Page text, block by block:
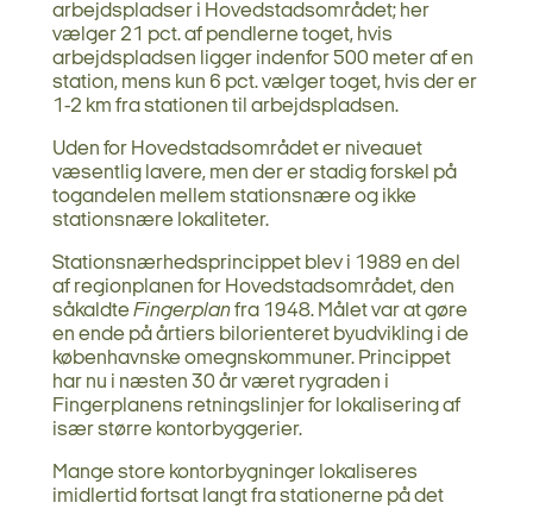
arbejdspladser i Hovedstadsområdet; her
vælger 21 pct. af pendlerne toget, hvis
arbejdspladsen ligger indenfor 500 meter af en
station, mens kun 6 pct. vælger toget, hvis der er
1-2 km fra stationen til arbejdspladsen.
Uden for Hovedstadsområdet er niveauet
væsentlig lavere, men der er stadig forskel på
togandelen mellem stationsnære og ikke
stationsnære lokaliteter.
Stationsnærhedsprincippet blev i 1989 en del
af regionplanen for Hovedstadsområdet, den
såkaldteFingerplanfra 1948. Målet var at gøre
en ende på årtiers bilorienteret byudvikling i de
københavnske omegnskommuner. Princippet
har nu i næsten 30 år været rygraden i
Fingerplanens retningslinjer for lokalisering af
især større kontorbyggerier.
Mange store kontorbygninger lokaliseres
imidlertid fortsat langt fra stationerne på det